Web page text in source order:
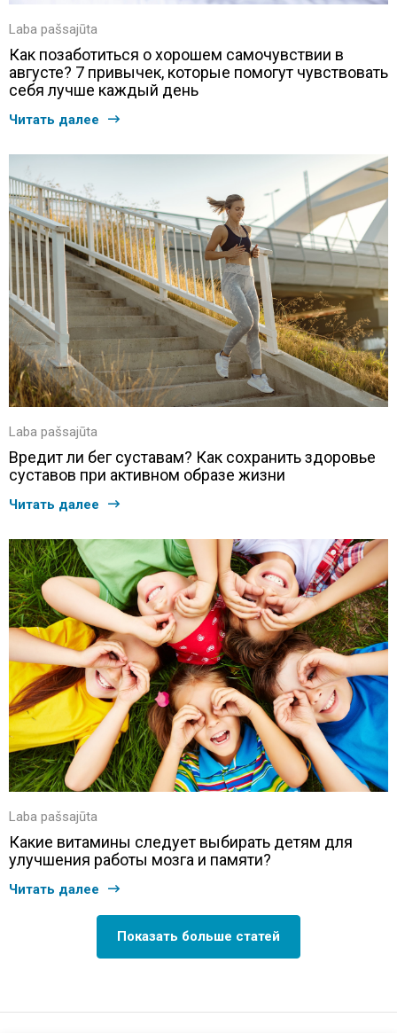
Laba pašsajūta
Как позаботиться о хорошем самочувствии в
августе? 7 привычек, которые помогут чувствовать
себя лучше каждый день
Читать далее
Laba pašsajūta
Вредит ли бег суставам? Как сохранить здоровье
суставов при активном образе жизни
Читать далее
Laba pašsajūta
Какие витамины следует выбирать детям для
улучшения работы мозга и памяти?
Читать далее
Показать больше статей